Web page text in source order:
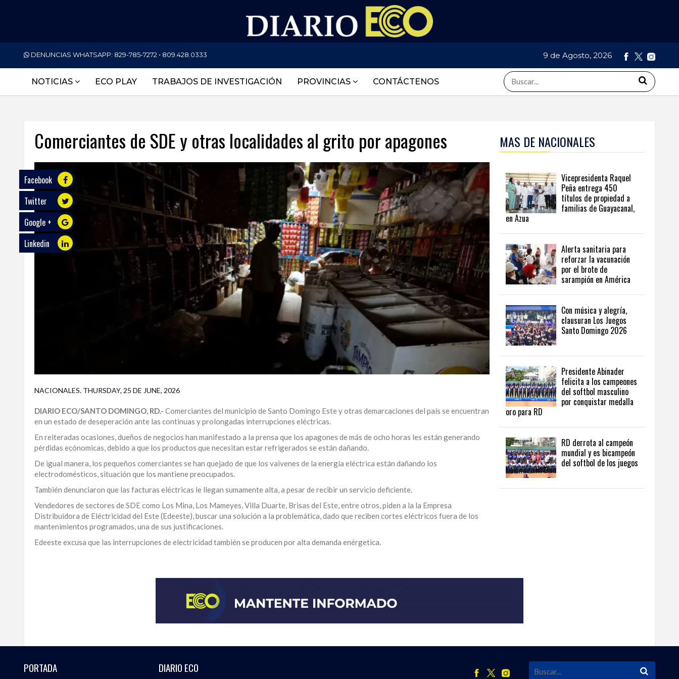
DENUNCIAS WHATSAPP: 829-785-7272 • 809.428.0333 9 de Agosto, 2026
NOTICIAS ECO PLAY TRABAJOS DE INVESTIGACIÓN PROVINCIAS CONTÁCTENOS
NACIONALES
ECONOMÍA
ENTRETENIMIENTO
SALUD
TECNOLOGÍA
ECO
SANTO
DOMINGO
SANTIAGO
JUAN
ALTAGRACIA
PLATA
CONTÁCTENOS
Comerciantes de SDE y otras localidades al grito por apagones
Facebook
Twitter
Google +
Linkedin
NACIONALES. THURSDAY, 25 DE JUNE, 2026
DIARIO ECO/SANTO DOMINGO, RD.- Comerciantes del municipio de Santo Domingo Este y otras demarcaciones del país se encuentran
en un estado de deseperación ante las continuas y prolongadas interrupciones eléctricas.
En reiteradas ocasiones, dueños de negocios han manifestado a la prensa que los apagones de más de ocho horas les están generando
pérdidas ecónomicas, debido a que los productos que necesitan estar refrigerados se están dañando.
De igual manera, los pequeños comerciantes se han quejado de que los vaivenes de la energía eléctrica están dañando los
electrodomésticos, situación que los mantiene preocupados.
También denunciaron que las facturas eléctricas le llegan sumamente alta, a pesar de recibir un servicio deficiente.
Vendedores de sectores de SDE como Los Mina, Los Mameyes, Villa Duarte, Brisas del Este, entre otros, piden a la la Empresa
Distribuidora de Eléctricidad del Este (Edeeste), buscar una solución a la problemática, dado que reciben cortes eléctricos fuera de los
mantenimientos programados, una de sus justificaciones.
Edeeste excusa que las interrupciones de electricidad también se producen por alta demanda enérgetica.
desde
una
MAS DE NACIONALES
Vicepresidenta Raquel
Peña entrega 450
títulos de propiedad a
familias de Guayacanal,
en Azua
Alerta sanitaria para
reforzar la vacunación
por el brote de
sarampión en América
Con música y alegría,
clausuran Los Juegos
Santo Domingo 2026
Presidente Abinader
felicita a los campeones
del softbol masculino
por conquistar medalla
oro para RD
RD derrota al campeón
mundial y es bicampeón
del softbol de los juegos
PORTADA DIARIO ECO